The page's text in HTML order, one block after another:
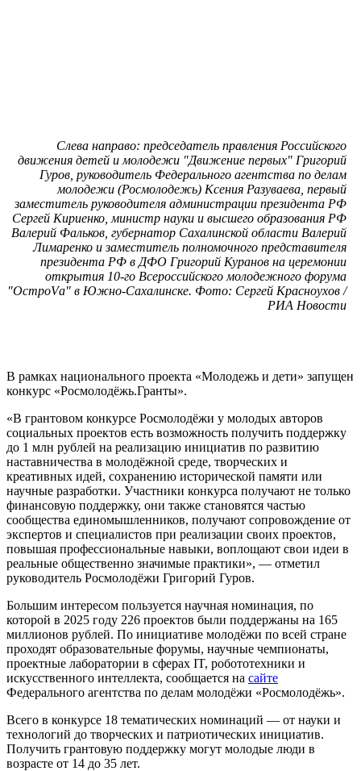
Слева направо: председатель правления Российского
движения детей и молодежи "Движение первых" Григорий
Гуров, руководитель Федерального агентства по делам
молодежи (Росмолодежь) Ксения Разуваева, первый
заместитель руководителя администрации президента РФ
Сергей Кириенко, министр науки и высшего образования РФ
Валерий Фальков, губернатор Сахалинской области Валерий
Лимаренко и заместитель полномочного представителя
президента РФ в ДФО Григорий Куранов на церемонии
открытия 10-го Всероссийского молодежного форума
"ОстроVа" в Южно-Сахалинске. Фото: Сергей Красноухов /
РИА Новости
В рамках национального проекта «Молодежь и дети» запущен
конкурс «Росмолодёжь.Гранты».
«В грантовом конкурсе Росмолодёжи у молодых авторов
социальных проектов есть возможность получить поддержку
до 1 млн рублей на реализацию инициатив по развитию
наставничества в молодёжной среде, творческих и
креативных идей, сохранению исторической памяти или
научные разработки. Участники конкурса получают не только
финансовую поддержку, они также становятся частью
сообщества единомышленников, получают сопровождение от
экспертов и специалистов при реализации своих проектов,
повышая профессиональные навыки, воплощают свои идеи в
реальные общественно значимые практики», — отметил
руководитель Росмолодёжи Григорий Гуров.
Большим интересом пользуется научная номинация, по
которой в 2025 году 226 проектов были поддержаны на 165
миллионов рублей. По инициативе молодёжи по всей стране
проходят образовательные форумы, научные чемпионаты,
проектные лаборатории в сферах IT, робототехники и
искусственного интеллекта, сообщается на сайте
Федерального агентства по делам молодёжи «Росмолодёжь».
Всего в конкурсе 18 тематических номинаций — от науки и
технологий до творческих и патриотических инициатив.
Получить грантовую поддержку могут молодые люди в
возрасте от 14 до 35 лет.